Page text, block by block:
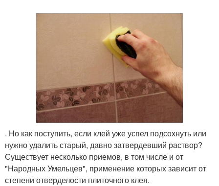
. Но как поступить, если клей уже успел подсохнуть или
нужно удалить старый, давно затвердевший раствор?
Существует несколько приемов, в том числе и от
"Народных Умельцев", применение которых зависит от
степени отверделости плиточного клея.